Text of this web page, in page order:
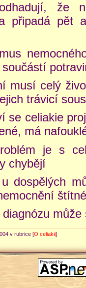
že
připadá pět
součástí
musí celý
trávicí
se celiakie
má
je s
chybějí
dospělých
diagnózu
v rubrice [O celiakii]